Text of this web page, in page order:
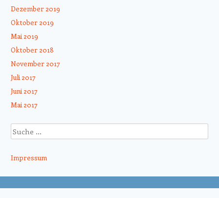
Dezember 2019
Oktober 2019
Mai 2019
Oktober 2018
November 2017
Juli 2017
Juni 2017
Mai 2017
Suche
Impressum